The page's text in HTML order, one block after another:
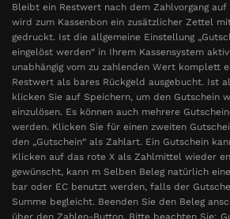
Bleibt ein Restwert nach dem Zahlvorgang auf
wird zum Kassenbon ein zusätzlicher Zettel
gedruckt. Ist die allgemeine Einstellung
eingelöst werden“ in Ihrem Kassensystem
unabhängig vom zu zahlenden Wert komplett
Restwert als bares Rückgeld ausgebucht. Ist
klicken Sie auf Speichern, um den Gutschein
einzulösen. Es können auch mehrere
werden. Klicken Sie für einen zweiten
den „Gutschein“ als Zahlart. Ein Gutschein
Klicken auf das rote X als Zahlmittel wieder
gewünscht, kann m Selben Beleg natürlich
bar oder EC benutzt werden, falls der
Summe begleicht. Beenden Sie den Beleg
über den Zahlen-Button. Bitte beachten Sie: